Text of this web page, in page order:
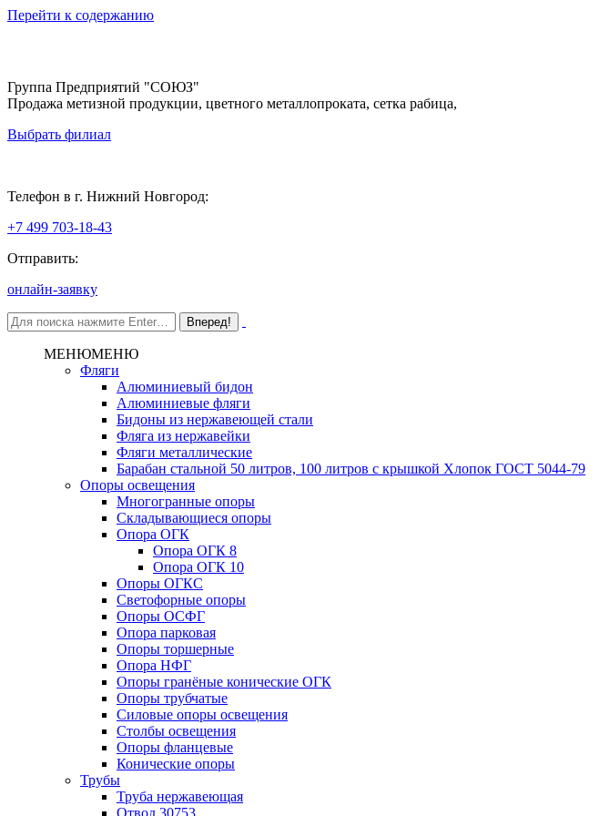
Перейти к содержанию
Группа Предприятий "СОЮЗ"
Продажа метизной продукции, цветного металлопроката, сетка рабица,
Выбрать филиал
Телефон в г. Нижний Новгород:
+7 499 703-18-43
Отправить:
онлайн-заявку
МЕНЮМЕНЮ
Фляги
Алюминиевый бидон
Алюминиевые фляги
Бидоны из нержавеющей стали
Фляга из нержавейки
Фляги металлические
Барабан стальной 50 литров, 100 литров с крышкой Хлопок ГОСТ 5044-79
Опоры освещения
Многогранные опоры
Складывающиеся опоры
Опора ОГК
Опора ОГК 8
Опора ОГК 10
Опоры ОГКС
Светофорные опоры
Опоры ОСФГ
Опора парковая
Опоры торшерные
Опора НФГ
Опоры гранёные конические ОГК
Опоры трубчатые
Силовые опоры освещения
Столбы освещения
Опоры фланцевые
Конические опоры
Трубы
Труба нержавеющая
Отвод 30753